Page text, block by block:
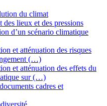
du climat
des lieux et des pressions
d’un scénario climatique
et atténuation des risques
(…)
et atténuation des effets du
sur (…)
cadres et